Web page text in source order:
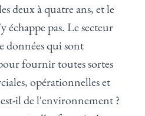
deux à quatre ans, et le
pas. Le secteur
données qui sont
fournir toutes sortes
opérationnelles et
il de l'environnement ?